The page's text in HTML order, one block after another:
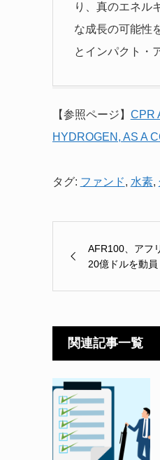
り、真のエネル
な成長の可能性
とインパクト・
【参照ページ】 CPR
HYDROGEN, AS A
タグ: ファンド, 水素,
AFR100、アフ
20億ドルを動員
関連記事一覧